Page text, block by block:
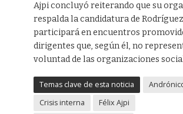
Ajpi concluyó reiterando que su
respalda la candidatura de
participará en encuentros
dirigentes que, según él, no
voluntad de las organizaciones
Temas clave de esta noticia
Crisis interna
Félix Ajpi